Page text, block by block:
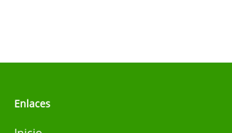
Enlaces